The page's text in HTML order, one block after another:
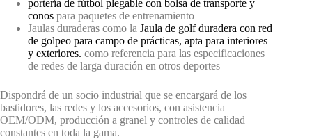
portería de fútbol plegable con bolsa de transporte y
conos para paquetes de entrenamiento
Jaulas duraderas como la Jaula de golf duradera con red
de golpeo para campo de prácticas, apta para interiores
y exteriores. como referencia para las especificaciones
de redes de larga duración en otros deportes
Dispondrá de un socio industrial que se encargará de los
bastidores, las redes y los accesorios, con asistencia
OEM/ODM, producción a granel y controles de calidad
constantes en toda la gama.